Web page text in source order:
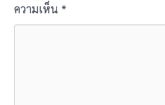
ความเห็น *